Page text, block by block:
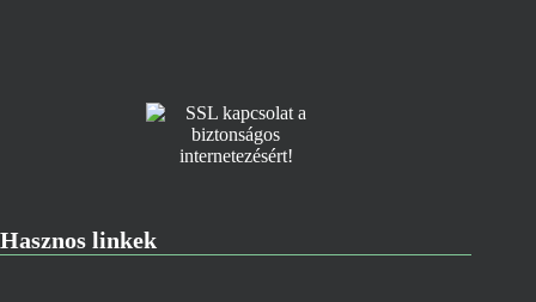
Hasznos linkek